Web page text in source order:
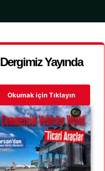
Dergimiz Yayında
Okumak için Tıklayın